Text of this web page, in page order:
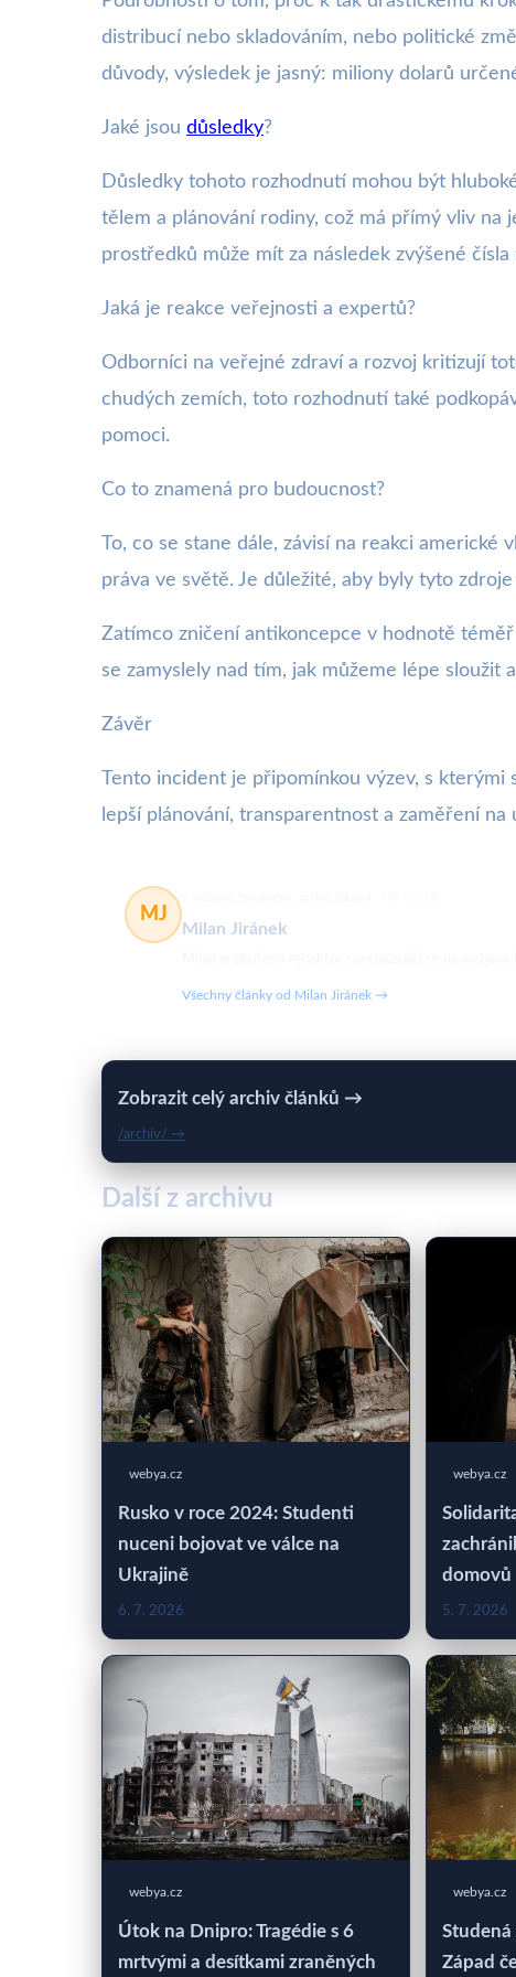
distribucí nebo skladováním, nebo politické
důvody, výsledek je jasný: miliony dolarů
Jaké jsou důsledky?
Důsledky tohoto rozhodnutí mohou být
tělem a plánování rodiny, což má přímý vliv na
prostředků může mít za následek zvýšené
Jaká je reakce veřejnosti a expertů?
Odborníci na veřejné zdraví a rozvoj kritizují
chudých zemích, toto rozhodnutí také
pomoci.
Co to znamená pro budoucnost?
To, co se stane dále, závisí na reakci
práva ve světě. Je důležité, aby byly tyto
Zatímco zničení antikoncepce v hodnotě
se zamyslely nad tím, jak můžeme lépe sloužit
Závěr
Tento incident je připomínkou výzev, s kterými
lepší plánování, transparentnost a zaměření
MJ
Milan Jiránek
Všechny články od Milan Jiránek →
Zobrazit celý archiv článků →
/archiv/ →
Další z archivu
webya.cz
Rusko v roce 2024: Studenti
nuceni bojovat ve válce na
Ukrajině
6. 7. 2026
webya.cz
domovů
5. 7. 2026
webya.cz
Útok na Dnipro: Tragédie s 6
mrtvými a desítkami zraněných
webya.cz
Studená
Západ